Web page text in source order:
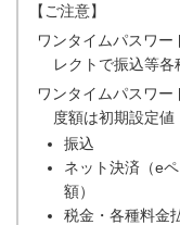
【ご注意】
ワンタイムパスワー
レクトで振込等各
ワンタイムパスワ
度額は初期設定値
振込
ネット決済（e
額）
税金・各種料金